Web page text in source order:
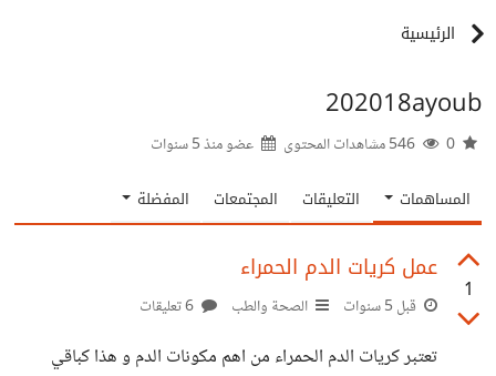
الرئيسية
202018ayoub
عضو منذ5 سنوات
المساهمات التعليقات المجتمعات المفضلة
1
عمل كريات الدم الحمراء
قبل 5 سنوات الصحة والطب
تعتبر كريات الدم الحمراء من اهم مكونات الدم و هذا كباقي